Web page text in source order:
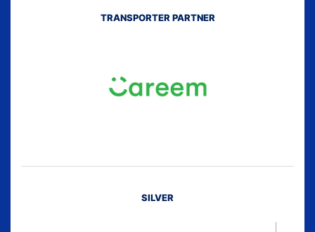
TRANSPORTER PARTNER
SILVER